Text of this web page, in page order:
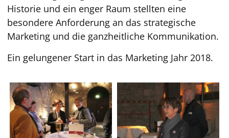
Historie und ein enger Raum stellten eine
besondere Anforderung an das strategische
Marketing und die ganzheitliche Kommunikation.
Ein gelungener Start in das Marketing Jahr 2018.